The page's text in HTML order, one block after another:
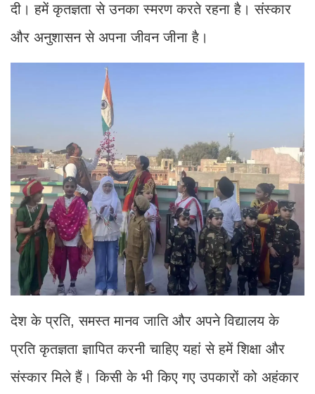
दी। हमें कृतज्ञता से उनका स्मरण करते रहना है। संस्कार
और अनुशासन से अपना जीवन जीना है।
देश के प्रति, समस्त मानव जाति और अपने विद्यालय के
प्रति कृतज्ञता ज्ञापित करनी चाहिए यहां से हमें शिक्षा और
संस्कार मिले हैं। किसी के भी किए गए उपकारों को अहंकार